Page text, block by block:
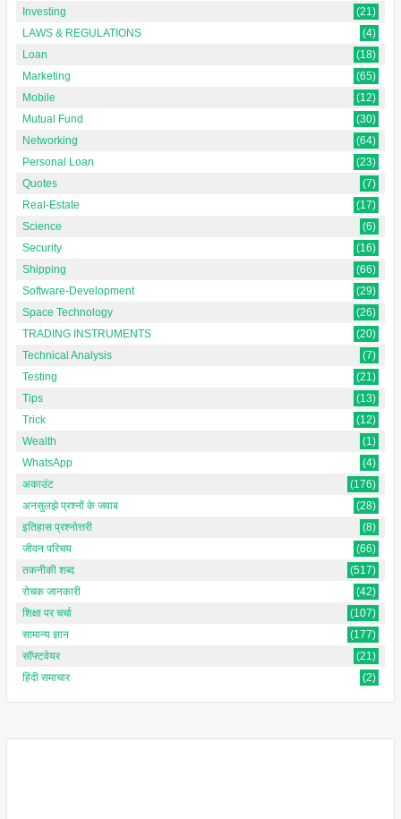
Investing
(21)
LAWS & REGULATIONS
(4)
Loan
(18)
Marketing
(65)
Mobile
(12)
Mutual Fund
(30)
Networking
(64)
Personal Loan
(23)
Quotes
(7)
Real-Estate
(17)
Science
(6)
Security
(16)
Shipping
(66)
Software-Development
(29)
Space Technology
(26)
TRADING INSTRUMENTS
(20)
Technical Analysis
(7)
Testing
(21)
Tips
(13)
Trick
(12)
Wealth
(1)
WhatsApp
(4)
अकाउंट
(176)
अनसुलझे प्रश्नों के जवाब
(28)
इतिहास प्रश्नोत्तरी
(8)
जीवन परिचय
(66)
तकनीकी शब्द
(517)
रोचक जानकारी
(42)
शिक्षा पर चर्चा
(107)
सामान्य ज्ञान
(177)
सॉफ्टवेयर
(21)
हिंदी समाचार
(2)